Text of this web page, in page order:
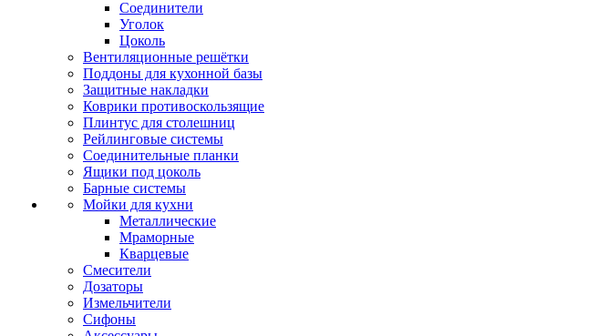
Соединители
Уголок
Цоколь
Вентиляционные решётки
Поддоны для кухонной базы
Защитные накладки
Коврики противоскользящие
Плинтус для столешниц
Рейлинговые системы
Соединительные планки
Ящики под цоколь
Барные системы
Мойки для кухни
Металлические
Мраморные
Кварцевые
Смесители
Дозаторы
Измельчители
Сифоны